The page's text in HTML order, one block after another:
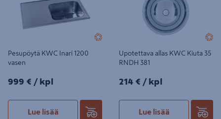
Pesupöytä KWC Inari 1200
vasen
999€/kpl
999 € / kpl
Lue lisää
Upotettava allas KWC Kiuta 35
RNDH 381
214€/kpl
214 € / kpl
Lue lisää